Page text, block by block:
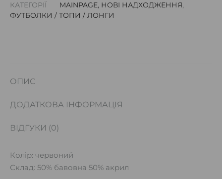
КАТЕГОРІЇ
MAINPAGE, НОВІ НАДХОДЖЕННЯ,
ФУТБОЛКИ / ТОПИ / ЛОНГИ
ОПИС
ДОДАТКОВА ІНФОРМАЦІЯ
ВІДГУКИ (0)
Колір: червоний
Склад: 50% бавовна 50% акрил